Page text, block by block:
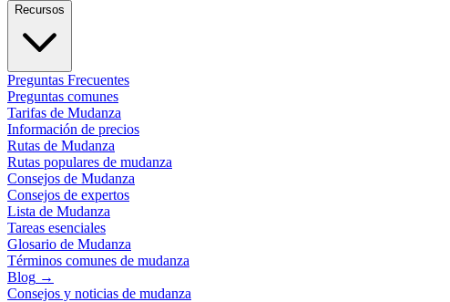
Recursos
Preguntas Frecuentes
Preguntas comunes
Tarifas de Mudanza
Información de precios
Rutas de Mudanza
Rutas populares de mudanza
Consejos de Mudanza
Consejos de expertos
Lista de Mudanza
Tareas esenciales
Glosario de Mudanza
Términos comunes de mudanza
Blog →
Consejos y noticias de mudanza